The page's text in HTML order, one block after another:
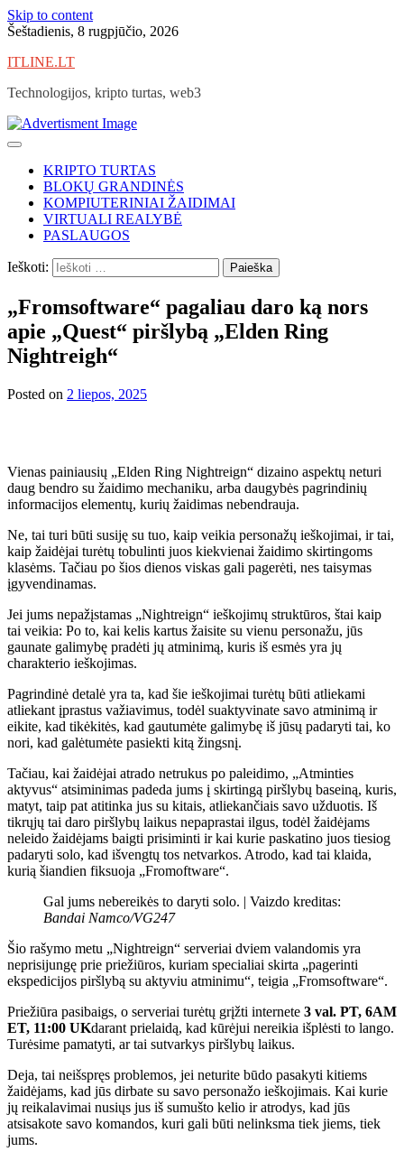
Skip to content
Šeštadienis, 8 rugpjūčio, 2026
ITLINE.LT
Technologijos, kripto turtas, web3
KRIPTO TURTAS
BLOKŲ GRANDINĖS
KOMPIUTERINIAI ŽAIDIMAI
VIRTUALI REALYBĖ
PASLAUGOS
Ieškoti:
„Fromsoftware“ pagaliau daro ką nors
apie „Quest“ piršlybą „Elden Ring
Nightreigh“
Posted on 2 liepos, 2025
Vienas painiausių „Elden Ring Nightreign“ dizaino aspektų neturi
daug bendro su žaidimo mechaniku, arba daugybės pagrindinių
informacijos elementų, kurių žaidimas nebendrauja.
Ne, tai turi būti susiję su tuo, kaip veikia personažų ieškojimai, ir tai,
kaip žaidėjai turėtų tobulinti juos kiekvienai žaidimo skirtingoms
klasėms. Tačiau po šios dienos viskas gali pagerėti, nes taisymas
įgyvendinamas.
Jei jums nepažįstamas „Nightreign“ ieškojimų struktūros, štai kaip
tai veikia: Po to, kai kelis kartus žaisite su vienu personažu, jūs
gaunate galimybę pradėti jų atminimą, kuris iš esmės yra jų
charakterio ieškojimas.
Pagrindinė detalė yra ta, kad šie ieškojimai turėtų būti atliekami
atliekant įprastus važiavimus, todėl suaktyvinate savo atminimą ir
eikite, kad tikėkitės, kad gautumėte galimybę iš jūsų padaryti tai, ko
nori, kad galėtumėte pasiekti kitą žingsnį.
Tačiau, kai žaidėjai atrado netrukus po paleidimo, „Atminties
aktyvus“ atsiminimas padeda jums į skirtingą piršlybų baseiną, kuris,
matyt, taip pat atitinka jus su kitais, atliekančiais savo užduotis. Iš
tikrųjų tai daro piršlybų laikus nepaprastai ilgus, todėl žaidėjams
neleido žaidėjams baigti prisiminti ir kai kurie paskatino juos tiesiog
padaryti solo, kad išvengtų tos netvarkos. Atrodo, kad tai klaida,
kurią šiandien fiksuoja „Fromoftware“.
Gal jums nebereikės to daryti solo. | Vaizdo kreditas:
Bandai Namco/VG247
Šio rašymo metu „Nightreign“ serveriai dviem valandomis yra
neprisijungę prie priežiūros, kuriam specialiai skirta „pagerinti
ekspedicijos piršlybą su aktyviu atminimu“, teigia „Fromsoftware“.
Priežiūra pasibaigs, o serveriai turėtų grįžti internete 3 val. PT, 6AM
ET, 11:00 UKdarant prielaidą, kad kūrėjui nereikia išplėsti to lango.
Turėsime pamatyti, ar tai sutvarkys piršlybų laikus.
Deja, tai neišspręs problemos, jei neturite būdo pasakyti kitiems
žaidėjams, kad jūs dirbate su savo personažo ieškojimais. Kai kurie
jų reikalavimai nusiųs jus iš sumušto kelio ir atrodys, kad jūs
atsisakote savo komandos, kuri gali būti nelinksma tiek jiems, tiek
jums.